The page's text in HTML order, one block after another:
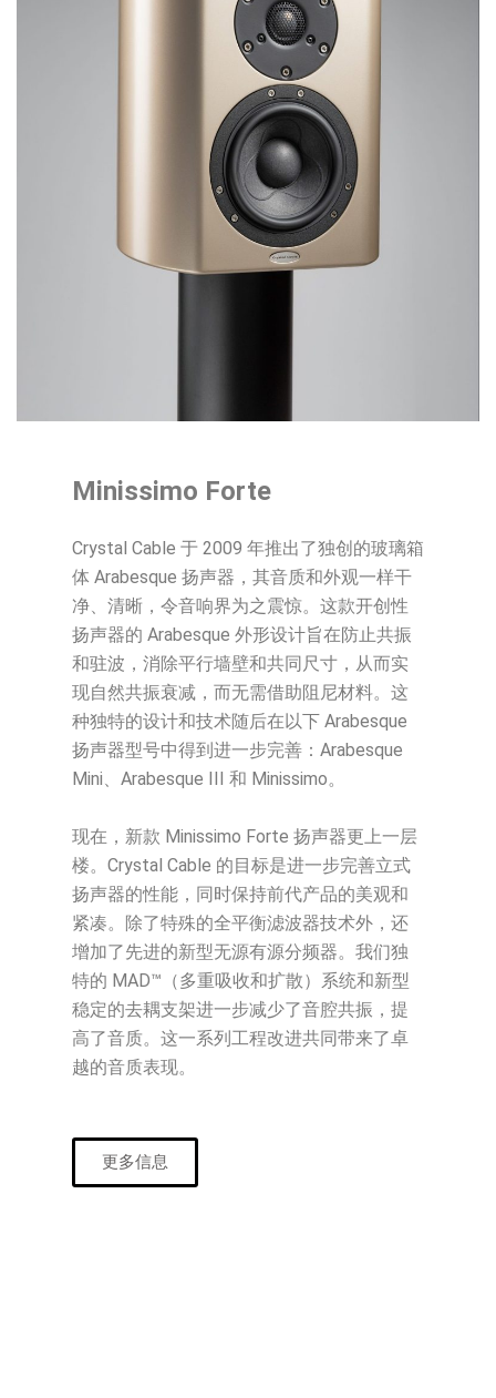
Minissimo Forte
Crystal Cable 于 2009 年推出了独创的玻璃箱
体 Arabesque 扬声器，其音质和外观一样干
净、清晰，令音响界为之震惊。这款开创性
扬声器的 Arabesque 外形设计旨在防止共振
和驻波，消除平行墙壁和共同尺寸，从而实
现自然共振衰减，而无需借助阻尼材料。这
种独特的设计和技术随后在以下 Arabesque
扬声器型号中得到进一步完善：Arabesque
Mini、Arabesque III 和 Minissimo。
现在，新款 Minissimo Forte 扬声器更上一层
楼。Crystal Cable 的目标是进一步完善立式
扬声器的性能，同时保持前代产品的美观和
紧凑。除了特殊的全平衡滤波器技术外，还
增加了先进的新型无源有源分频器。我们独
特的 MAD™（多重吸收和扩散）系统和新型
稳定的去耦支架进一步减少了音腔共振，提
高了音质。这一系列工程改进共同带来了卓
越的音质表现。
更多信息